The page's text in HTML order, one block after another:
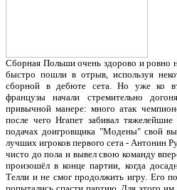
Сборная Польши очень здорово и ровно
быстро пошли в отрыв, используя
сборной в дебюте сета. Но уже ко
французы начали стремительно
привычной манере: много атак
после чего Нгапет забивал
подачах доигровщика "Модены" свой
лучших игроков первого сета - Антонин
чисто до пола и вывел свою команду
произошёл в конце партии, когда
Телли и не смог продолжить игру. Его